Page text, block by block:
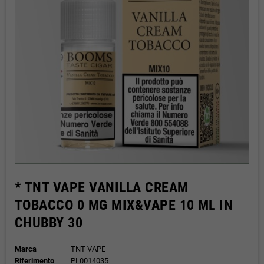
* TNT VAPE VANILLA CREAM
TOBACCO 0 MG MIX&VAPE 10 ML IN
CHUBBY 30
Marca
TNT VAPE
Riferimento
PL0014035